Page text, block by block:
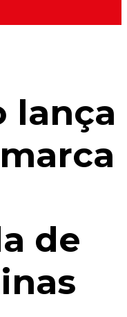
lança
de